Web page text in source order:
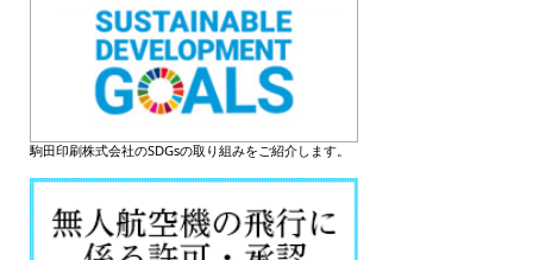
駒田印刷株式会社のSDGsの取り組みをご紹介します。